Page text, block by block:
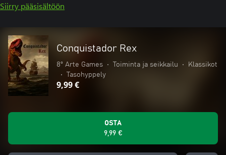
Siirry pääsisältöön
Conquistador Rex
8º Arte Games • Toiminta ja seikkailu •
Klassikot
•
Tasohyppely
9,99 €
OSTA
9,99 €